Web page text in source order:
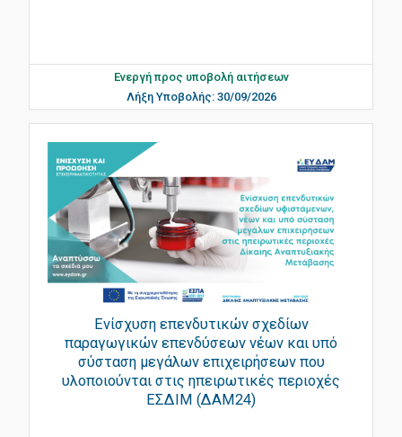
Ενεργή προς υποβολή αιτήσεων
Λήξη Υποβολής: 30/09/2026
Ενίσχυση επενδυτικών σχεδίων
παραγωγικών επενδύσεων νέων και υπό
σύσταση μεγάλων επιχειρήσεων που
υλοποιούνται στις ηπειρωτικές περιοχές
ΕΣΔΙΜ (ΔΑΜ24)